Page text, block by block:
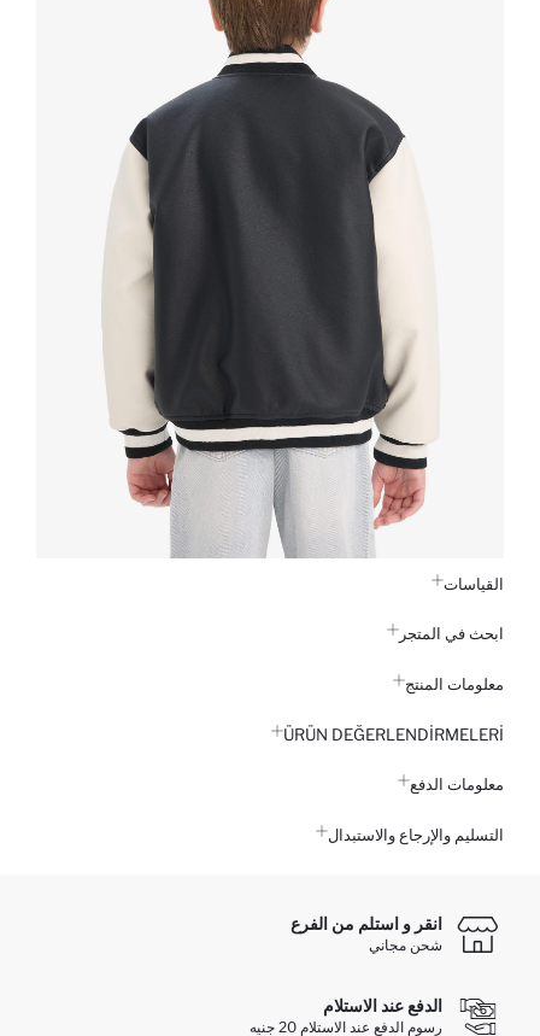
القياسات
ابحث في المتجر
معلومات المنتج
ÜRÜN DEĞERLENDİRMELERİ
معلومات الدفع
التسليم والإرجاع والاستبدال
انقر و استلم من الفرع
شحن مجاني
الدفع عند الاستلام
رسوم الدفع عند الاستلام 20 جنيه